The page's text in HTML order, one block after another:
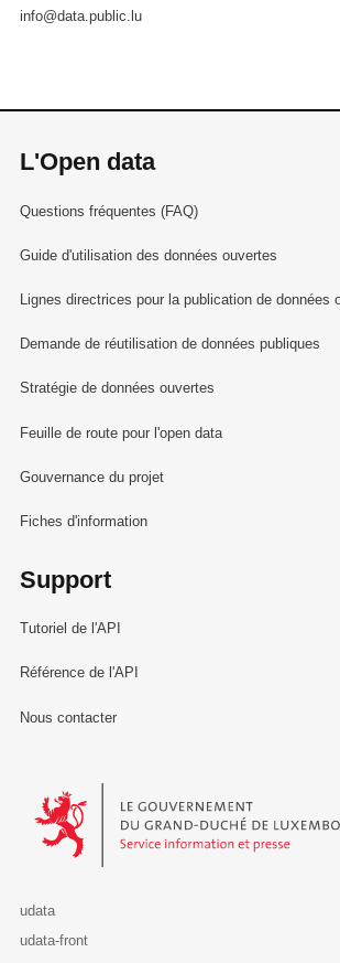
info@data.public.lu
L'Open data
Questions fréquentes (FAQ)
Guide d'utilisation des données ouvertes
Lignes directrices pour la publication de données
Demande de réutilisation de données publiques
Stratégie de données ouvertes
Feuille de route pour l'open data
Gouvernance du projet
Fiches d'information
Support
Tutoriel de l'API
Référence de l'API
Nous contacter
Le Gouvernement du Grand-Duché de
udata
udata-front